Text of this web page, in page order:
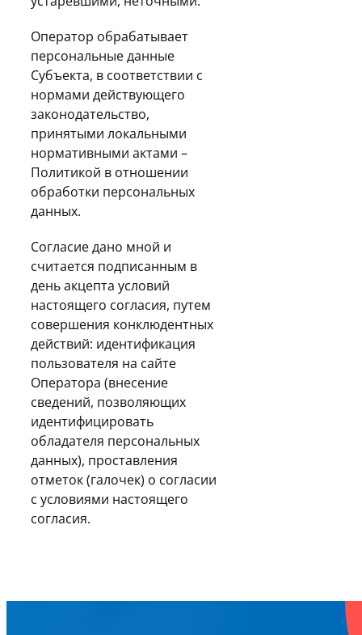
Оператор обрабатывает
персональные данные
Субъекта, в соответствии с
нормами действующего
законодательство,
принятыми локальными
нормативными актами –
Политикой в отношении
обработки персональных
данных.
Согласие дано мной и
считается подписанным в
день акцепта условий
настоящего согласия, путем
совершения конклюдентных
действий: идентификация
пользователя на сайте
Оператора (внесение
сведений, позволяющих
идентифицировать
обладателя персональных
данных), проставления
отметок (галочек) о согласии
с условиями настоящего
согласия.